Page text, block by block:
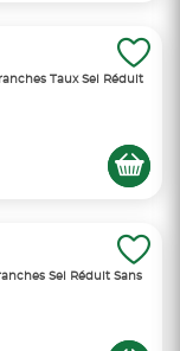
Taux Sel Réduit
Sel Réduit Sans